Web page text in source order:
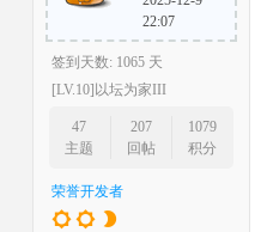
22:07
签到天数: 1065 天
[LV.10]以坛为家III
47
主题
207
回帖
1079
积分
荣誉开发者